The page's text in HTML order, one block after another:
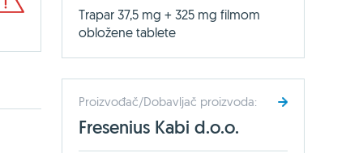
Trapar 37,5 mg + 325 mg filmom
obložene tablete
Proizvođač/Dobavljač proizvoda:
Fresenius Kabi d.o.o.